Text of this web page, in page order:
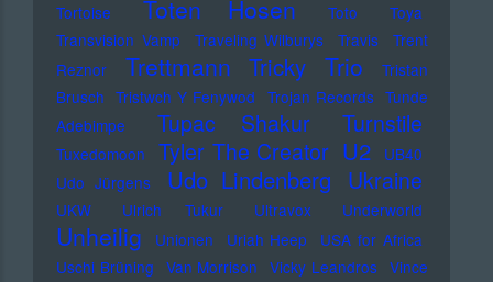
Tortoise
Toten Hosen Toto
Toya
Transvision Vamp
Traveling Wilburys Travis
Trent
Reznor
Trettmann Tricky Trio
Tristan
Brusch Tristwch Y Fenywod Trojan Records Tunde
Adebimpe
Tupac Shakur Turnstile
Tuxedomoon Tyler The Creator U2
UB40
Udo Jürgens
Udo Lindenberg Ukraine
UKW Ulrich Tukur Ultravox Underworld
Unheilig Unionen Uriah Heep
USA for Africa
Uschi Brüning Van Morrison Vicky Leandros Vince